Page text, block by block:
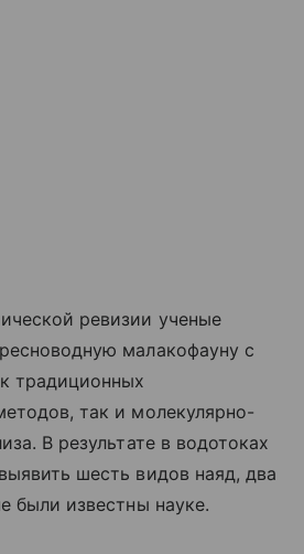
ревизии ученые
малакофауну с
традиционных
так и молекулярно-
В результате в водотоках
шесть видов наяд, два
были известны науке.